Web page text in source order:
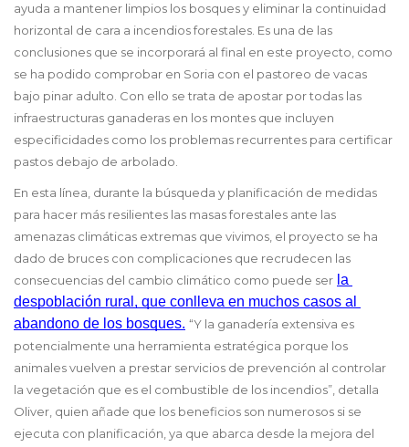
ayuda a mantener limpios los bosques y eliminar la continuidad
horizontal de cara a incendios forestales. Es una de las
conclusiones que se incorporará al final en este proyecto, como
se ha podido comprobar en Soria con el pastoreo de vacas
bajo pinar adulto. Con ello se trata de apostar por todas las
infraestructuras ganaderas en los montes que incluyen
especificidades como los problemas recurrentes para certificar
pastos debajo de arbolado.
En esta línea, durante la búsqueda y planificación de medidas
para hacer más resilientes las masas forestales ante las
amenazas climáticas extremas que vivimos, el proyecto se ha
dado de bruces con complicaciones que recrudecen las
consecuencias del cambio climático como puede ser la
despoblación rural, que conlleva en muchos casos al
abandono de los bosques. “Y la ganadería extensiva es
potencialmente una herramienta estratégica porque los
animales vuelven a prestar servicios de prevención al controlar
la vegetación que es el combustible de los incendios”, detalla
Oliver, quien añade que los beneficios son numerosos si se
ejecuta con planificación, ya que abarca desde la mejora del